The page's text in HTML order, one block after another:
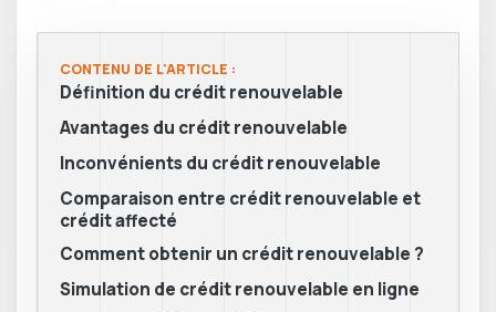
CONTENU DE L'ARTICLE :
Définition du crédit renouvelable
Avantages du crédit renouvelable
Inconvénients du crédit renouvelable
Comparaison entre crédit renouvelable et
crédit affecté
Comment obtenir un crédit renouvelable ?
Simulation de crédit renouvelable en ligne